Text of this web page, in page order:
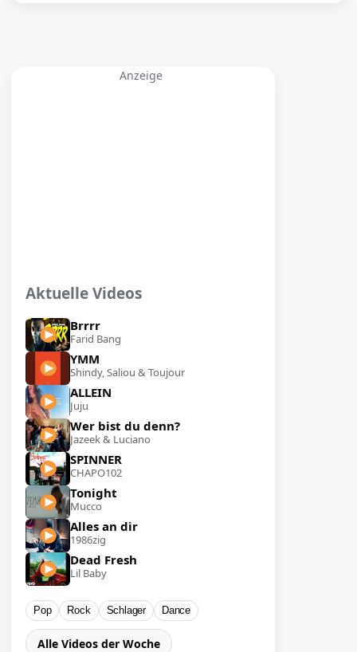
Anzeige
Aktuelle Videos
Brrrr
Farid Bang
YMM
Shindy, Saliou & Toujour
ALLEIN
Juju
Wer bist du denn?
Jazeek & Luciano
SPINNER
CHAPO102
Tonight
Mucco
Alles an dir
1986zig
Dead Fresh
Lil Baby
Pop Rock Schlager Dance
Alle Videos der Woche